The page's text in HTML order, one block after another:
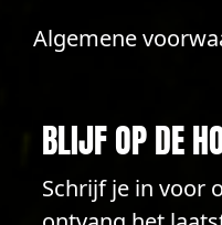
Algemene
BLIJF OP DE
Schrijf je in voor